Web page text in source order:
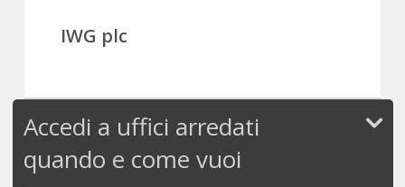
IWG plc
Accedi a uffici arredati
quando e come vuoi